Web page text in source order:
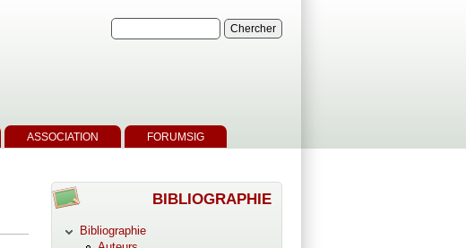
ASSOCIATION FORUMSIG
BIBLIOGRAPHIE
Bibliographie